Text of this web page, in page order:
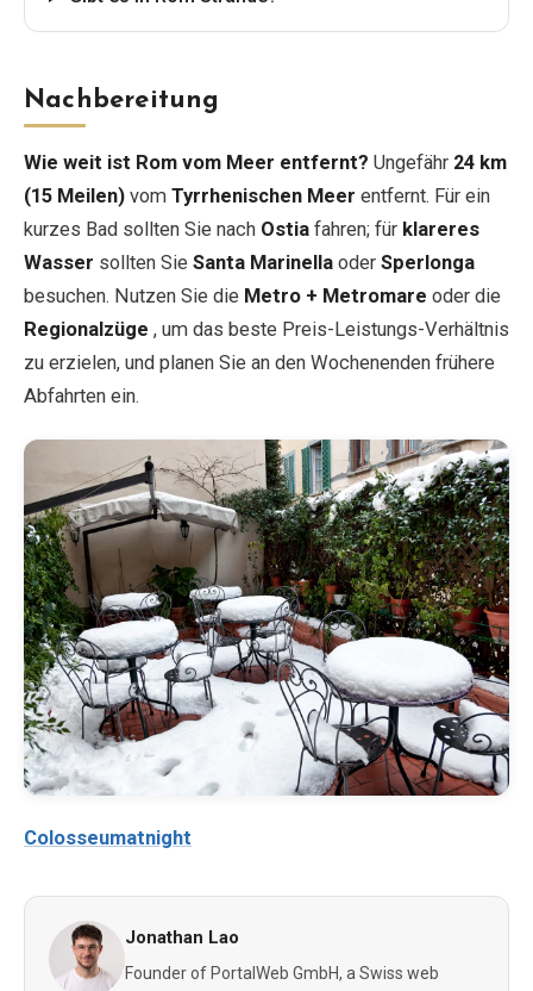
Nachbereitung
Wie weit ist Rom vom Meer entfernt? Ungefähr 24 km
(15 Meilen) vom Tyrrhenischen Meer entfernt. Für ein
kurzes Bad sollten Sie nach Ostia fahren; für klareres
Wasser sollten Sie Santa Marinella oder Sperlonga
besuchen. Nutzen Sie die Metro + Metromare oder die
Regionalzüge , um das beste Preis-Leistungs-Verhältnis
zu erzielen, und planen Sie an den Wochenenden frühere
Abfahrten ein.
Colosseumatnight
Jonathan Lao
Founder of PortalWeb GmbH, a Swiss web